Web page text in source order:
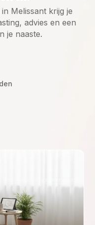
Melissant krijg je
advies en een
je naaste.